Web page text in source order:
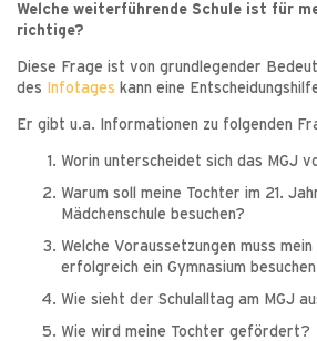
Welche weiterführende Schule ist für
richtige?
Diese Frage ist von grundlegender
des
Infotages kann eine
Er gibt u.a. Informationen zu folgenden
Worin unterscheidet sich das MGJ
Warum soll meine Tochter im 21.
Mädchenschule besuchen?
Welche Voraussetzungen muss
erfolgreich ein Gymnasium
Wie sieht der Schulalltag am MGJ
Wie wird meine Tochter gefördert?